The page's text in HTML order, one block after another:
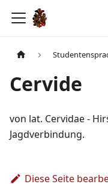
Cervide
von lat. Cervidae -
Jagdverbindung.
Diese Seite